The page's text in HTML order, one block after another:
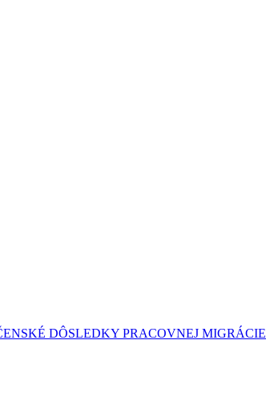
DÔSLEDKY PRACOVNEJ MIGRÁCIE